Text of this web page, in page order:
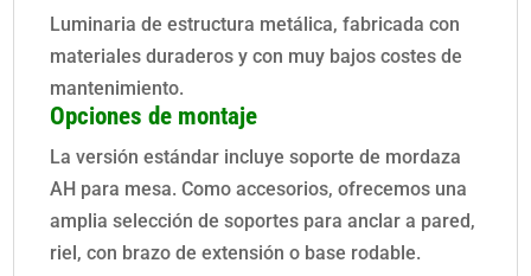
Luminaria de estructura metálica, fabricada con
materiales duraderos y con muy bajos costes de
mantenimiento.
Opciones de montaje
La versión estándar incluye soporte de mordaza
AH para mesa. Como accesorios, ofrecemos una
amplia selección de soportes para anclar a pared,
riel, con brazo de extensión o base rodable.